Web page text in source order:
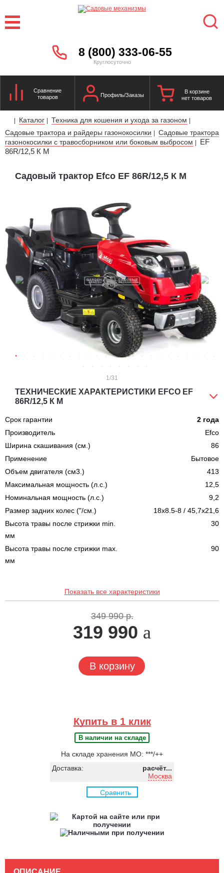
8 (800) 333-06-55
Круглосуточно
Сравнение
товаров
Профиль/Заказы
В корзине
нет товаров
| Каталог | Техника для кошения и ухода за газоном |
Садовые трактора и райдеры газонокосилки | Садовые трактора
газонокосилки с травосборником или боковым выбросом |
EF
86R/12,5 К M
Садовый трактор Efco EF 86R/12,5 К M
1/31
ТЕХНИЧЕСКИЕ ХАРАКТЕРИСТИКИ EFCO EF
86R/12,5 К M
Срок гарантии
2 года
Производитель
Efco
Ширина скашивания (см.)
86
Применение
Бытовое
Объем двигателя (см3.)
413
Максимальная мощность (л.с.)
12,5
Номинальная мощность (л.с.)
9,2
Размер задних колес ("/см.)
18x8.5-8 / 45,7x21,6
Высота травы после стрижки min.
мм
30
Высота травы после стрижки max.
мм
90
Показать все характеристики
349 990 р.
319 990
В корзину
Купить в 1 клик
В наличии на складе
На складе хранения МО: ***/++
Доставка:
расчёт...
Москва
Сравнить